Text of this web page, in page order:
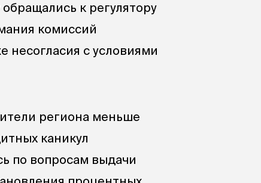
к регулятору
комиссий
несогласия с условиями
региона меньше
каникул
по вопросам выдачи